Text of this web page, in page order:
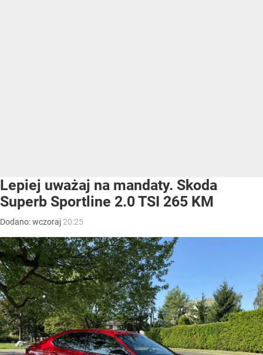
Lepiej uważaj na mandaty. Skoda
Superb Sportline 2.0 TSI 265 KM
Dodano:wczoraj 20:25